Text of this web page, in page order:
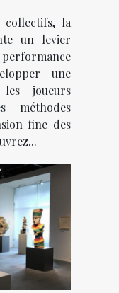
la
un levier
une
joueurs
méthodes
fine des